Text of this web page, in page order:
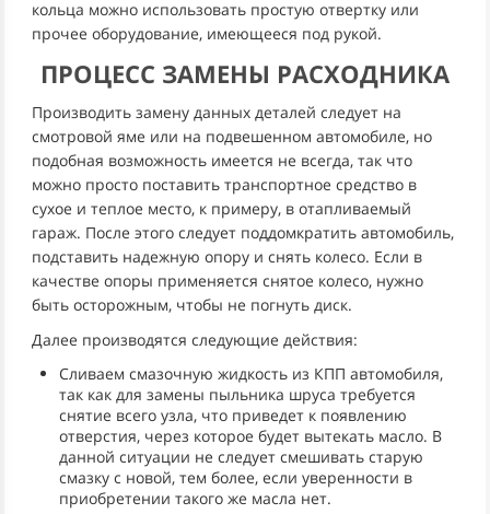
кольца можно использовать простую отвертку или
прочее оборудование, имеющееся под рукой.
ПРОЦЕСС ЗАМЕНЫ РАСХОДНИКА
Производить замену данных деталей следует на
смотровой яме или на подвешенном автомобиле, но
подобная возможность имеется не всегда, так что
можно просто поставить транспортное средство в
сухое и теплое место, к примеру, в отапливаемый
гараж. После этого следует поддомкратить автомобиль,
подставить надежную опору и снять колесо. Если в
качестве опоры применяется снятое колесо, нужно
быть осторожным, чтобы не погнуть диск.
Далее производятся следующие действия:
Сливаем смазочную жидкость из КПП автомобиля,
так как для замены пыльника шруса требуется
снятие всего узла, что приведет к появлению
отверстия, через которое будет вытекать масло. В
данной ситуации не следует смешивать старую
смазку с новой, тем более, если уверенности в
приобретении такого же масла нет.